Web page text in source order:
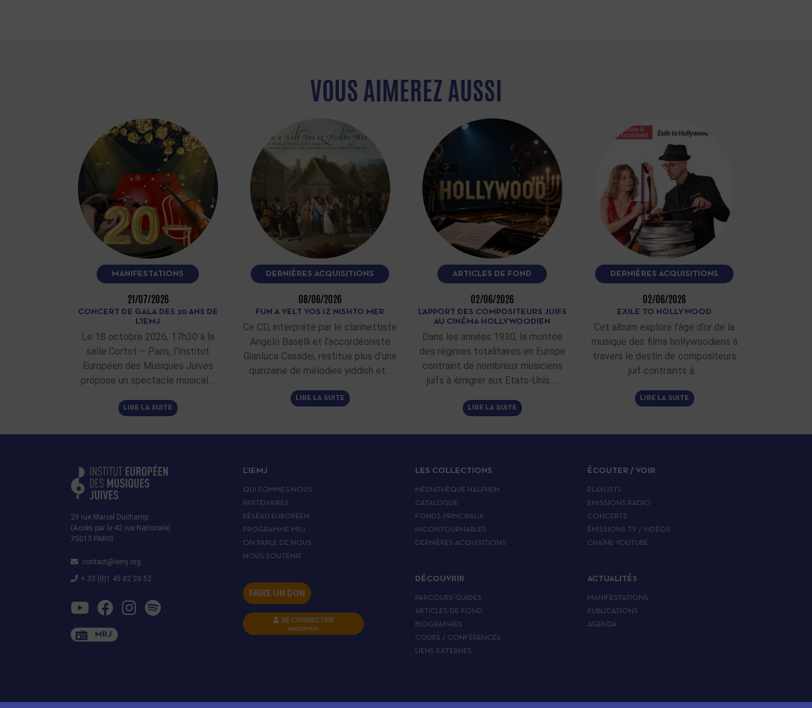
VOUS AIMEREZ AUSSI
MANIFESTATIONS
21/07/2026
CONCERT DE GALA DES 20 ANS DE
L’IEMJ
Le 18 octobre 2026, 17h30 à la
salle Cortot – Paris, l’Institut
Européen des Musiques Juives
propose un spectacle musical…
LIRE LA SUITE
DERNIÈRES ACQUISITIONS
08/06/2026
FUN A VELT VOS IZ NISHTO MER
Ce CD, interprété par le clarinettiste
Angelo Baselli et l’accordéoniste
Gianluca Casadei, restitue plus d’une
quinzaine de mélodies yiddish et…
LIRE LA SUITE
ARTICLES DE FOND
02/06/2026
L’APPORT DES COMPOSITEURS JUIFS
AU CINÉMA HOLLYWOODIEN
Dans les années 1930, la montée
des régimes totalitaires en Europe
contraint de nombreux musiciens
juifs à émigrer aux Etats-Unis.…
LIRE LA SUITE
DERNIÈRES ACQUISITIONS
02/06/2026
EXILE TO HOLLYWOOD
Cet album explore l’âge d’or de la
musique des films hollywoodiens à
travers le destin de compositeurs
juif contraints à…
LIRE LA SUITE
29 rue Marcel Duchamp
(Accès par le 42 rue Nationale)
75013 PARIS
contact@iemj.org
+ 33 (0)1 45 82 20 52
MRJ
L’IEMJ
QUI SOMMES-NOUS
PARTENAIRES
RÉSEAU EUROPÉEN
PROGRAMME MRJ
ON PARLE DE NOUS
NOUS SOUTENIR
FAIRE UN DON
SE CONNECTER
INSCRIPTION
LES COLLECTIONS
MÉDIATHÈQUE HALPHEN
CATALOGUE
FONDS PRINCIPAUX
INCONTOURNABLES
DERNIÈRES ACQUISITIONS
DÉCOUVRIR
PARCOURS GUIDÉS
ARTICLES DE FOND
BIOGRAPHIES
COURS / CONFÉRENCES
LIENS EXTERNES
ÉCOUTER / VOIR
PLAYLISTS
EMISSIONS RADIO
CONCERTS
ÉMISSIONS TV / VIDÉOS
CHAÎNE YOUTUBE
ACTUALITÉS
MANIFESTATIONS
PUBLICATIONS
AGENDA